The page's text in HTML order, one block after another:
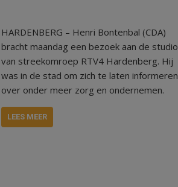
HARDENBERG – Henri Bontenbal (CDA)
bracht maandag een bezoek aan de studio
van streekomroep RTV4 Hardenberg. Hij
was in de stad om zich te laten informeren
over onder meer zorg en ondernemen.
LEES MEER